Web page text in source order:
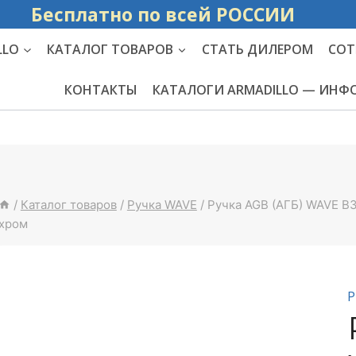
Бесплатно по
КАТАЛОГ ТОВАРОВ СТАТЬ ДИЛЕРОМ
КОНТАКТЫ КАТАЛОГИ ARMADILLO —
/ Каталог товаров / Ручка WAVE / Ручка AGB (АГБ) WAVE
хром